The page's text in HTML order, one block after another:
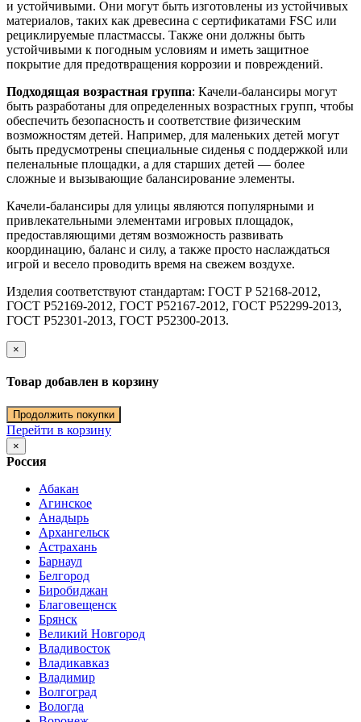
и устойчивыми. Они могут быть изготовлены из устойчивых
материалов, таких как древесина с сертификатами FSC или
рециклируемые пластмассы. Также они должны быть
устойчивыми к погодным условиям и иметь защитное
покрытие для предотвращения коррозии и повреждений.
Подходящая возрастная группа: Качели-балансиры могут
быть разработаны для определенных возрастных групп, чтобы
обеспечить безопасность и соответствие физическим
возможностям детей. Например, для маленьких детей могут
быть предусмотрены специальные сиденья с поддержкой или
пеленальные площадки, а для старших детей — более
сложные и вызывающие балансирование элементы.
Качели-балансиры для улицы являются популярными и
привлекательными элементами игровых площадок,
предоставляющими детям возможность развивать
координацию, баланс и силу, а также просто наслаждаться
игрой и весело проводить время на свежем воздухе.
Изделия соответствуют стандартам: ГОСТ Р 52168-2012,
ГОСТ Р52169-2012, ГОСТ Р52167-2012, ГОСТ Р52299-2013,
ГОСТ Р52301-2013, ГОСТ Р52300-2013.
×
Товар добавлен в корзину
Продолжить покупки
Перейти в корзину
×
Россия
Абакан
Агинское
Анадырь
Архангельск
Астрахань
Барнаул
Белгород
Биробиджан
Благовещенск
Брянск
Великий Новгород
Владивосток
Владикавказ
Владимир
Волгоград
Вологда